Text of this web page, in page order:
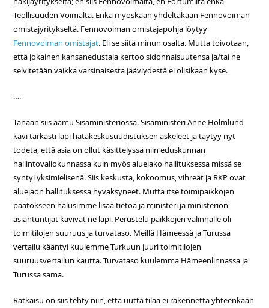
Teollisuuden Voimalta. Enkä myöskään yhdeltäkään Fennovoiman
omistajyritykseltä. Fennovoiman omistajapohja löytyy
Fennovoiman omistajat. Eli se siitä minun osalta. Mutta toivotaan,
että jokainen kansanedustaja kertoo sidonnaisuutensa ja/tai ne
selvitetään vaikka varsinaisesta jääviydestä ei olisikaan kyse.
….
Tänään siis aamu Sisäministeriössä. Sisäministeri Anne Holmlund
kävi tarkasti läpi hätäkeskusuudistuksen askeleet ja täytyy nyt
todeta, että asia on ollut käsittelyssä niin eduskunnan
hallintovaliokunnassa kuin myös aluejako hallituksessa missä se
syntyi yksimielisenä. Siis keskusta, kokoomus, vihreät ja RKP ovat
aluejaon hallituksessa hyväksyneet. Mutta itse toimipaikkojen
päätökseen halusimme lisää tietoa ja ministeri ja ministeriön
asiantuntijat kävivät ne läpi. Perustelu paikkojen valinnalle oli
toimitilojen suuruus ja turvataso. Meillä Hämeessä ja Turussa
vertailu kääntyi kuulemme Turkuun juuri toimitilojen
suuruusvertailun kautta. Turvataso kuulemma Hämeenlinnassa ja
Turussa sama.
Ratkaisu on siis tehty niin, että uutta tilaa ei rakennetta yhteenkään